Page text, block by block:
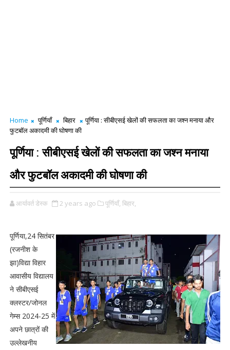
Home पूर्णियाँ बिहार
पूर्णिया : सीबीएसई खेलों की सफलता का जश्न मनाया और
फुटबॉल अकादमी की घोषणा की
पूर्णिया : सीबीएसई खेलों की सफलता का जश्न मनाया
और फुटबॉल अकादमी की घोषणा की
आर्यावर्त डेस्क 2 years ago पूर्णियाँ, बिहार,
पूर्णिया,24 सितंबर
(रजनीश के
झा)विद्या विहार
आवासीय विद्यालय
ने सीबीएसई
क्लस्टर/जोनल
गेम्स 2024-25 में
अपने छात्रों की
उल्लेखनीय